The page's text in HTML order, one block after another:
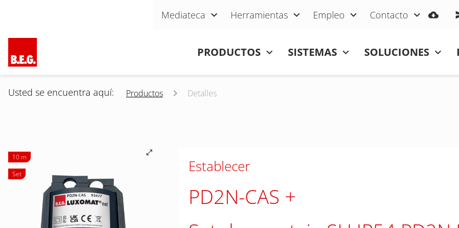
Saltar navegación
Mediateca Herramientas Empleo Contacto
PRODUCTOS SISTEMAS SOLUCIONES
Usted se encuentra aquí: Productos Detalles
10 m
Set
Establecer
PD2N-CAS